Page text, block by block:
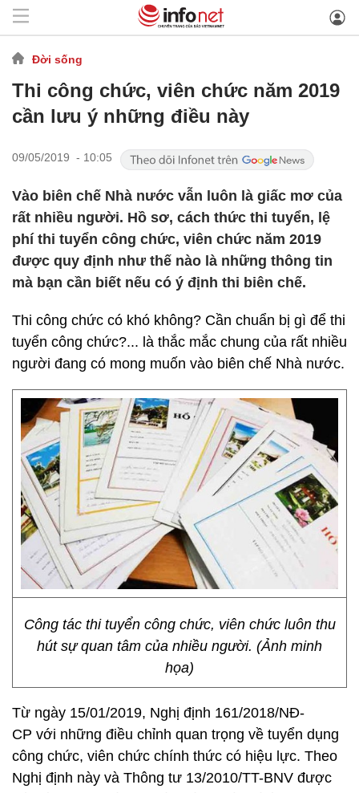
Đời sống
Thi công chức, viên chức năm 2019
cần lưu ý những điều này
09/05/2019 - 10:05
Vào biên chế Nhà nước vẫn luôn là giấc mơ của
rất nhiều người. Hồ sơ, cách thức thi tuyển, lệ
phí thi tuyển công chức, viên chức năm 2019
được quy định như thế nào là những thông tin
mà bạn cần biết nếu có ý định thi biên chế.
Thi công chức có khó không? Cần chuẩn bị gì để thi
tuyển công chức?... là thắc mắc chung của rất nhiều
người đang có mong muốn vào biên chế Nhà nước.
Công tác thi tuyển công chức, viên chức luôn thu
hút sự quan tâm của nhiều người. (Ảnh minh
họa)
Từ ngày 15/01/2019, Nghị định 161/2018/NĐ-
CP với những điều chỉnh quan trọng về tuyển dụng
công chức, viên chức chính thức có hiệu lực. Theo
Nghị định này và Thông tư 13/2010/TT-BNV được